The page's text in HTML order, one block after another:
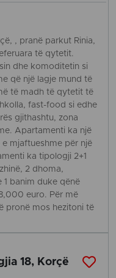
, pranë parkut Rinia,
të qytetit.
dhe komoditetin si
që një lagje mund të
të madh të qytetit të
fast-food si edhe
gjithashtu, zona
Apartamenti ka një
e mjaftueshme për një
ka tipologji 2+1
2 dhoma,
banim duke qënë
euro. Për më
pronë mos hezitoni të
18, Korçë